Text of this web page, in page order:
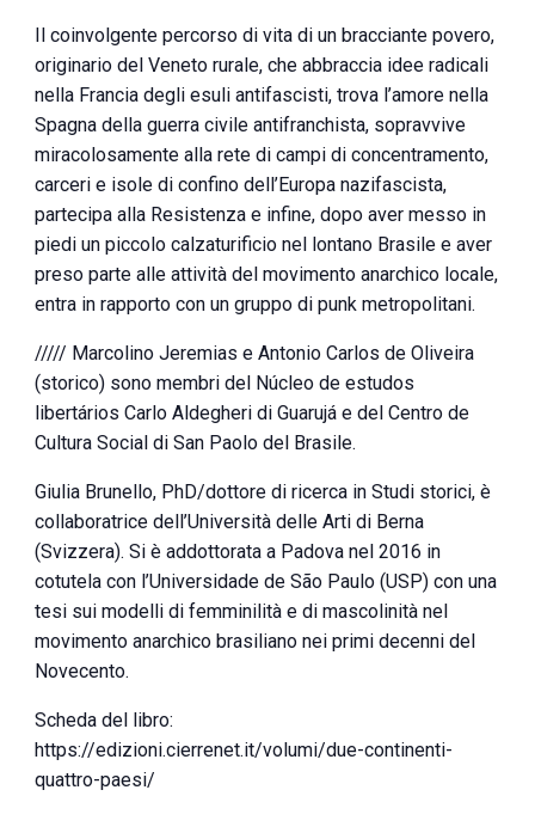
Il coinvolgente percorso di vita di un bracciante povero,
originario del Veneto rurale, che abbraccia idee radicali
nella Francia degli esuli antifascisti, trova l’amore nella
Spagna della guerra civile antifranchista, sopravvive
miracolosamente alla rete di campi di concentramento,
carceri e isole di confino dell’Europa nazifascista,
partecipa alla Resistenza e infine, dopo aver messo in
piedi un piccolo calzaturificio nel lontano Brasile e aver
preso parte alle attività del movimento anarchico locale,
entra in rapporto con un gruppo di punk metropolitani.
///// Marcolino Jeremias e Antonio Carlos de Oliveira
(storico) sono membri del Núcleo de estudos
libertários Carlo Aldegheri di Guarujá e del Centro de
Cultura Social di San Paolo del Brasile.
Giulia Brunello, PhD/dottore di ricerca in Studi storici, è
collaboratrice dell’Università delle Arti di Berna
(Svizzera). Si è addottorata a Padova nel 2016 in
cotutela con l’Universidade de São Paulo (USP) con una
tesi sui modelli di femminilità e di mascolinità nel
movimento anarchico brasiliano nei primi decenni del
Novecento.
Scheda del libro:
https://edizioni.cierrenet.it/volumi/due-continenti-
quattro-paesi/